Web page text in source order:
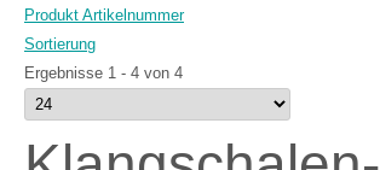
Produkt Artikelnummer
Sortierung
Ergebnisse 1 - 4 von 4